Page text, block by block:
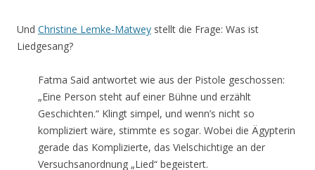
Und Christine Lemke-Matwey stellt die Frage: Was ist
Liedgesang?
Fatma Said antwortet wie aus der Pistole geschossen:
„Eine Person steht auf einer Bühne und erzählt
Geschichten.“ Klingt simpel, und wenn’s nicht so
kompliziert wäre, stimmte es sogar. Wobei die Ägypterin
gerade das Komplizierte, das Vielschichtige an der
Versuchsanordnung „Lied“ begeistert.